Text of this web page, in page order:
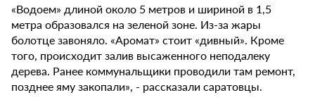
«Водоем» длиной около 5 метров и шириной в 1,5
метра образовался на зеленой зоне. Из-за жары
болотце завоняло. «Аромат» стоит «дивный». Кроме
того, происходит залив высаженного неподалеку
дерева. Ранее коммунальщики проводили там ремонт,
позднее яму закопали», - рассказали саратовцы.